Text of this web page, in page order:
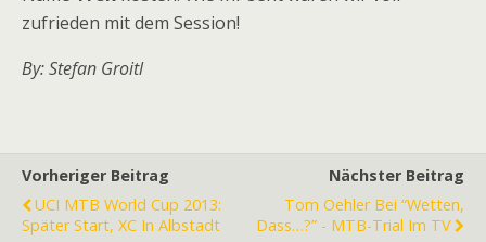
zufrieden mit dem Session!
By: Stefan Groitl
Vorheriger Beitrag
UCI MTB World Cup 2013:
Später Start, XC In Albstadt
Nächster Beitrag
Tom Oehler Bei “Wetten,
Dass…?” - MTB-Trial Im TV